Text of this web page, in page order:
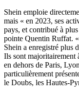
Shein emploie
mais « en 2023, ses
pays, et contribué à
pointe Quentin Ruffat.
Shein a enregistré plus
Ils sont majoritairement
en dehors de Paris,
particulièrement
le Doubs, les Hautes-